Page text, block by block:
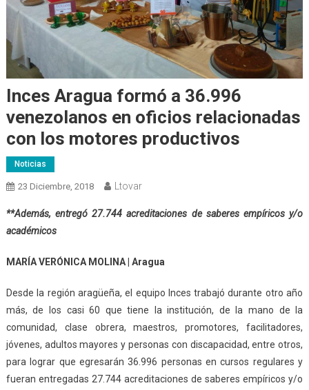
Inces Aragua formó a 36.996
venezolanos en oficios relacionadas
con los motores productivos
Noticias
23 Diciembre, 2018 Ltovar
**Además, entregó 27.744 acreditaciones de saberes empíricos y/o
académicos
MARÍA VERÓNICA MOLINA | Aragua
Desde la región aragüeña, el equipo Inces trabajó durante otro año
más, de los casi 60 que tiene la institución, de la mano de la
comunidad, clase obrera, maestros, promotores, facilitadores,
jóvenes, adultos mayores y personas con discapacidad, entre otros,
para lograr que egresarán 36.996 personas en cursos regulares y
fueran entregadas 27.744 acreditaciones de saberes empíricos y/o